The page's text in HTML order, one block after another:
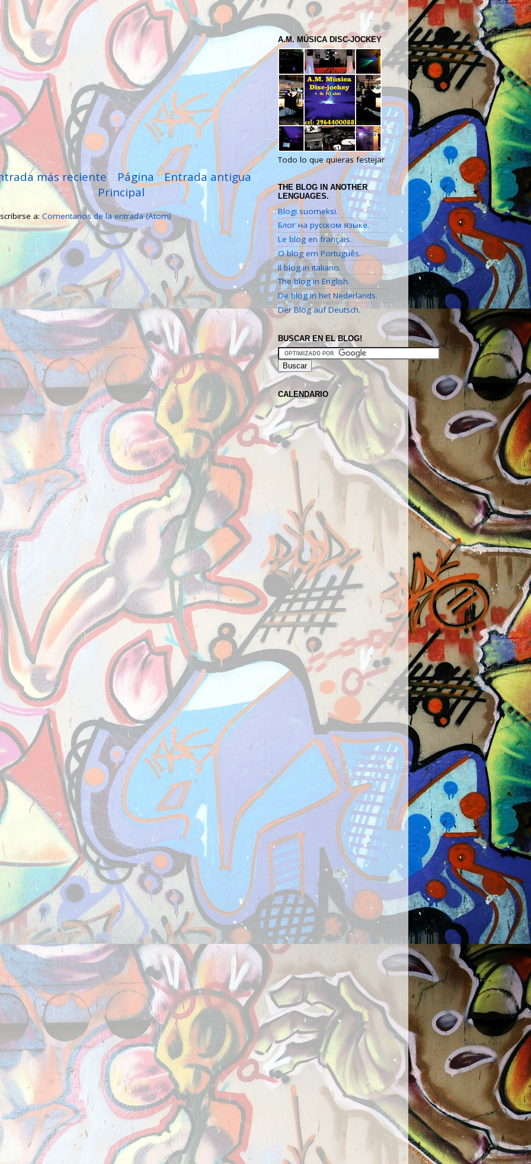
más reciente Entrada antigua
Página
Principal
a: Comentarios de la entrada (Atom)
A.M. MÚSICA DISC-JOCKEY
Todo lo que quieras festejar
THE BLOG IN ANOTHER
LENGUAGES.
Blogi suomeksi.
Блог на русском языке.
Le blog en français.
O blog em Português.
Il blog in italiano.
The blog in English.
De blog in het Nederlands.
Der Blog auf Deutsch.
BUSCAR EN EL BLOG!
CALENDARIO